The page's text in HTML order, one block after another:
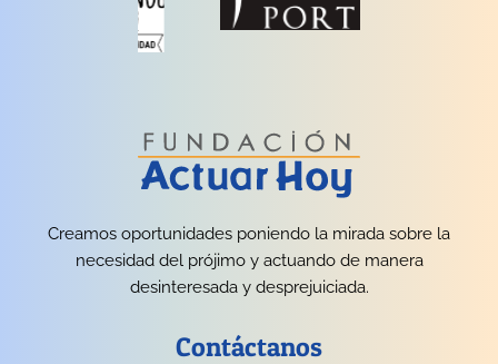
Creamos oportunidades poniendo la mirada sobre la
necesidad del prójimo y actuando de manera
desinteresada y desprejuiciada.
Contáctanos